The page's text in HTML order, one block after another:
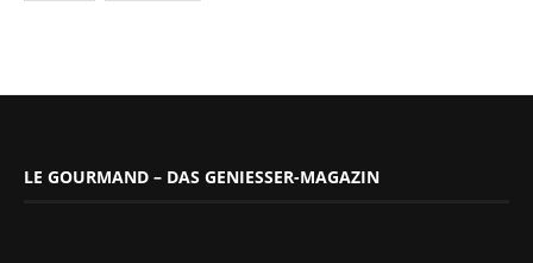
LE GOURMAND – DAS GENIESSER-MAGAZIN